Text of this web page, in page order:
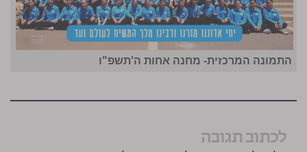
התמונה המרכזית- מחנה אחות ה'תשפ"ו
לכתוב תגובה